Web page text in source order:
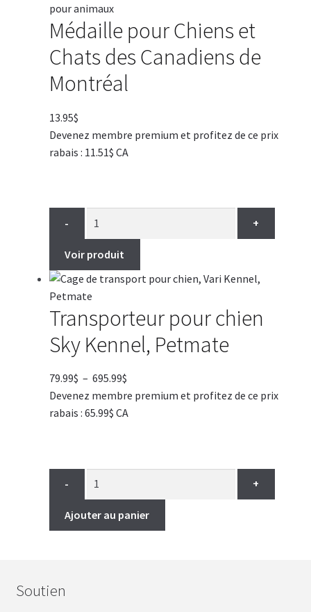
Médaille pour Chiens et
Chats des Canadiens de
Montréal
13.95$
Devenez membre premium et profitez de ce prix
rabais : 11.51$ CA
- +
Voir produit
Transporteur pour chien
Sky Kennel, Petmate
79.99$ – 695.99$Plage
de
prix :
Devenez membre premium et profitez de ce prix
rabais : 65.99$ CA
- +
Ajouter au panier
Soutien